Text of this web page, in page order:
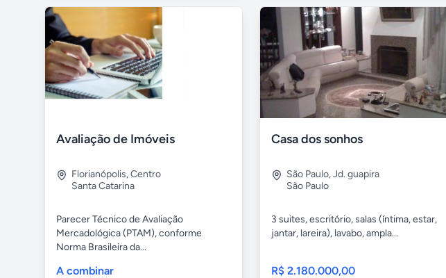
Avaliação de Imóveis
Florianópolis,Centro
Santa Catarina
Parecer Técnico de Avaliação
Mercadológica (PTAM), conforme
Norma Brasileira da...
A combinar
Casa dos sonhos
São Paulo,Jd. guapira
São Paulo
3 suites, escritório, salas (íntima, estar,
jantar, lareira), lavabo, ampla...
R$ 2.180.000,00